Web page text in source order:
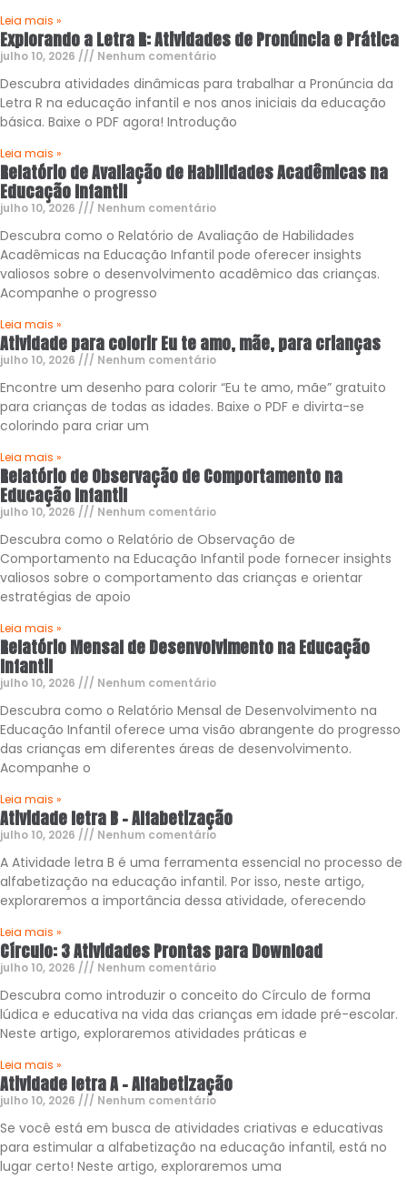
Leia mais »
Explorando a Letra R: Atividades de Pronúncia e Prática
julho 10, 2026 Nenhum comentário
Descubra atividades dinâmicas para trabalhar a Pronúncia da
Letra R na educação infantil e nos anos iniciais da educação
básica. Baixe o PDF agora! Introdução
Leia mais »
Relatório de Avaliação de Habilidades Acadêmicas na
Educação Infantil
julho 10, 2026 Nenhum comentário
Descubra como o Relatório de Avaliação de Habilidades
Acadêmicas na Educação Infantil pode oferecer insights
valiosos sobre o desenvolvimento acadêmico das crianças.
Acompanhe o progresso
Leia mais »
Atividade para colorir Eu te amo, mãe, para crianças
julho 10, 2026 Nenhum comentário
Encontre um desenho para colorir “Eu te amo, mãe” gratuito
para crianças de todas as idades. Baixe o PDF e divirta-se
colorindo para criar um
Leia mais »
Relatório de Observação de Comportamento na
Educação Infantil
julho 10, 2026 Nenhum comentário
Descubra como o Relatório de Observação de
Comportamento na Educação Infantil pode fornecer insights
valiosos sobre o comportamento das crianças e orientar
estratégias de apoio
Leia mais »
Relatório Mensal de Desenvolvimento na Educação
Infantil
julho 10, 2026 Nenhum comentário
Descubra como o Relatório Mensal de Desenvolvimento na
Educação Infantil oferece uma visão abrangente do progresso
das crianças em diferentes áreas de desenvolvimento.
Acompanhe o
Leia mais »
Atividade letra B – Alfabetização
julho 10, 2026 Nenhum comentário
A Atividade letra B é uma ferramenta essencial no processo de
alfabetização na educação infantil. Por isso, neste artigo,
exploraremos a importância dessa atividade, oferecendo
Leia mais »
Círculo: 3 Atividades Prontas para Download
julho 10, 2026 Nenhum comentário
Descubra como introduzir o conceito do Círculo de forma
lúdica e educativa na vida das crianças em idade pré-escolar.
Neste artigo, exploraremos atividades práticas e
Leia mais »
Atividade letra A – Alfabetização
julho 10, 2026 Nenhum comentário
Se você está em busca de atividades criativas e educativas
para estimular a alfabetização na educação infantil, está no
lugar certo! Neste artigo, exploraremos uma